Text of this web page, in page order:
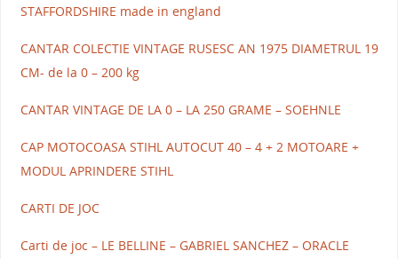
STAFFORDSHIRE made in england
CANTAR COLECTIE VINTAGE RUSESC AN 1975 DIAMETRUL 19
CM- de la 0 – 200 kg
CANTAR VINTAGE DE LA 0 – LA 250 GRAME – SOEHNLE
CAP MOTOCOASA STIHL AUTOCUT 40 – 4 + 2 MOTOARE +
MODUL APRINDERE STIHL
CARTI DE JOC
Carti de joc – LE BELLINE – GABRIEL SANCHEZ – ORACLE